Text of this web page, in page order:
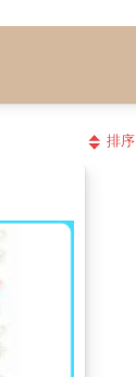
排序